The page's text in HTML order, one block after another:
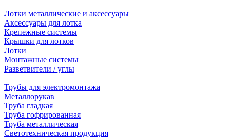
Лотки металлические и аксессуары
Аксессуары для лотка
Крепежные системы
Крышки для лотков
Лотки
Монтажные системы
Разветвители / углы
Трубы для электромонтажа
Металлорукав
Труба гладкая
Труба гофрированная
Труба металлическая
Светотехническая продукция